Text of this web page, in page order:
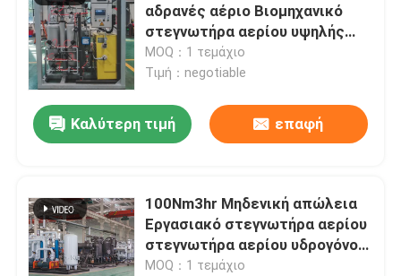
αδρανές αέριο Βιομηχανικό
στεγνωτήρα αερίου υψηλής
απόδοσης
MOQ：1 τεμάχιο
Τιμή：negotiable
Καλύτερη τιμή επαφή
100Nm3hr Μηδενική απώλεια
Εργασιακό στεγνωτήρα αερίου
στεγνωτήρα αερίου υδρογόνου
αυτόματη λειτουργία
MOQ：1 τεμάχιο